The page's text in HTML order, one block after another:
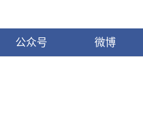
公众号 微博